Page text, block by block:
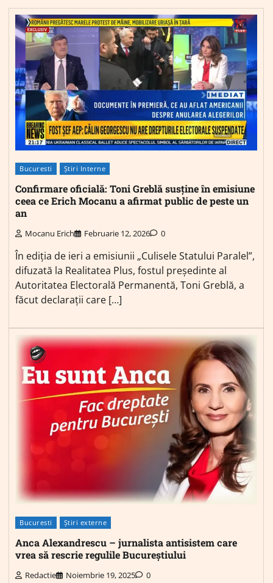
Bucuresti Știri Interne
Confirmare oficială: Toni Greblă susține în emisiune
ceea ce Erich Mocanu a afirmat public de peste un
an
Mocanu Erich Februarie 12, 2026 0
În ediția de ieri a emisiunii „Culisele Statului Paralel”,
difuzată la Realitatea Plus, fostul președinte al
Autoritatea Electorală Permanentă, Toni Greblă, a
făcut declarații care […]
Bucuresti Știri externe
Anca Alexandrescu – jurnalista antisistem care
vrea să rescrie regulile Bucureștiului
Redactie Noiembrie 19, 2025 0